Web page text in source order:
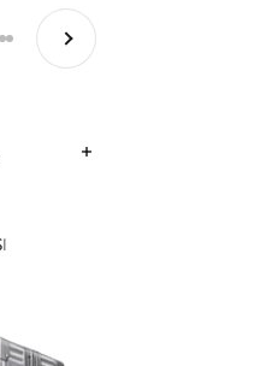
Gehe zu Element 1
Gehe zu Element 2
Gehe zu Element 3
Vor
Weiterlesen